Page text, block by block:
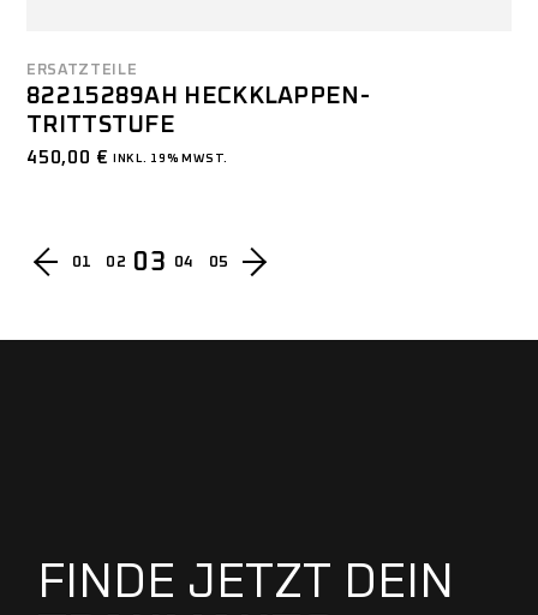
ERSATZTEILE
82215289AH HECKKLAPPEN-
TRITTSTUFE
450,00 € INKL. 19% MWST.
01 02 03 04 05
FINDE JETZT DEIN